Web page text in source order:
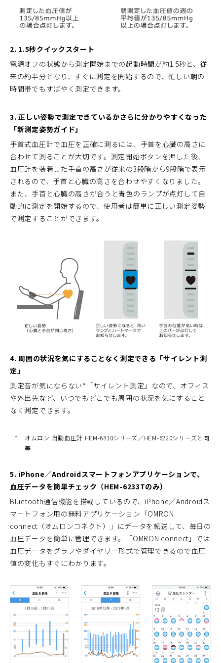
2. 1.5秒クイックスタート
電源オフの状態から測定開始までの起動時間が約1.5秒と、従
来の約半分となり、すぐに測定を開始するので、忙しい朝の
時間帯でもすばやく測定できます。
3. 正しい姿勢で測定できているかさらに分かりやすくなった
「新測定姿勢ガイド」
手首式血圧計で血圧を正確に測るには、手首を心臓の高さに
合わせて測ることが大切です。測定開始ボタンを押した後、
血圧計を装着した手首の高さが従来の3段階から9段階で表示
されるので、手首と心臓の高さを合わせやすくなりました。
また、手首と心臓の高さが合うと青色のランプが点灯して自
動的に測定を開始するので、使用者は簡単に正しい測定姿勢
で測定することができます。
4. 周囲の状況を気にすることなく測定できる「サイレント測
定」
測定音が気にならない*「サイレント測定」なので、オフィス
や外出先など、いつでもどこでも周囲の状況を気にすること
なく測定できます。
*
オムロン 自動血圧計 HEM-6310シリーズ／HEM-6220シリーズと同
等
5. iPhone／Androidスマートフォンアプリケーションで、
血圧データを簡単チェック（HEM-6233Tのみ）
Bluetooth通信機能を搭載しているので、iPhone／Androidス
マートフォン用の無料アプリケーション「OMRON
connect（オムロンコネクト）」にデータを転送して、毎日の
血圧データを簡単に管理できます。「OMRON connect」では
血圧データをグラフやダイヤリー形式で管理できるので血圧
値の変化もすぐにわかります。